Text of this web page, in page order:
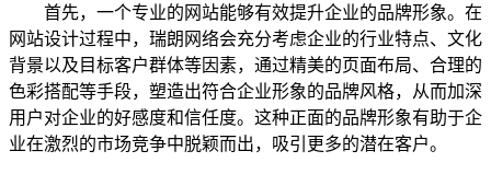
首先，一个专业的网站能够有效提升企业的品牌形象。在
网站设计过程中，瑞朗网络会充分考虑企业的行业特点、文化
背景以及目标客户群体等因素，通过精美的页面布局、合理的
色彩搭配等手段，塑造出符合企业形象的品牌风格，从而加深
用户对企业的好感度和信任度。这种正面的品牌形象有助于企
业在激烈的市场竞争中脱颖而出，吸引更多的潜在客户。